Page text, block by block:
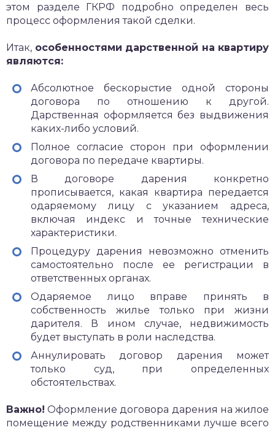
этом разделе ГКРФ подробно определен весь
процесс оформления такой сделки.
Итак, особенностями дарственной на квартиру
являются:
Абсолютное бескорыстие одной стороны
договора по отношению к другой.
Дарственная оформляется без выдвижения
каких-либо условий.
Полное согласие сторон при оформлении
договора по передаче квартиры.
В договоре дарения конкретно
прописывается, какая квартира передается
одаряемому лицу с указанием адреса,
включая индекс и точные технические
характеристики.
Процедуру дарения невозможно отменить
самостоятельно после ее регистрации в
ответственных органах.
Одаряемое лицо вправе принять в
собственность жилье только при жизни
дарителя. В ином случае, недвижимость
будет выступать в роли наследства.
Аннулировать договор дарения может
только суд, при определенных
обстоятельствах.
Важно! Оформление договора дарения на жилое
помещение между родственниками лучше всего